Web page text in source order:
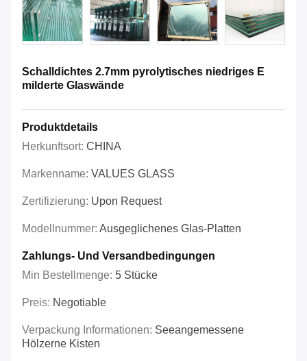
Schalldichtes 2.7mm pyrolytisches niedriges E
milderte Glaswände
Produktdetails
Herkunftsort: CHINA
Markenname: VALUES GLASS
Zertifizierung: Upon Request
Modellnummer: Ausgeglichenes Glas-Platten
Zahlungs- Und Versandbedingungen
Min Bestellmenge: 5 Stücke
Preis: Negotiable
Verpackung Informationen: Seeangemessene
Hölzerne Kisten